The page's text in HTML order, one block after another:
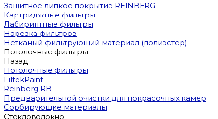
Защитное липкое покрытие REINBERG
Картриджные фильтры
Лабиринтные фильтры
Нарезка фильтров
Нетканый фильтрующий материал (полиэстер)
Потолочные фильтры
Назад
Потолочные фильтры
FiltekPaint
Reinberg RB
Предварительной очистки для покрасочных камер
Сорбирующие материалы
Стекловолокно